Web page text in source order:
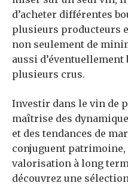
d’acheter différentes
plusieurs producteurs
non seulement de
aussi
plusieurs crus.
Investir dans le vin de
maîtrise des
et des tendances de
conjuguent
valorisation à long
découvrez une